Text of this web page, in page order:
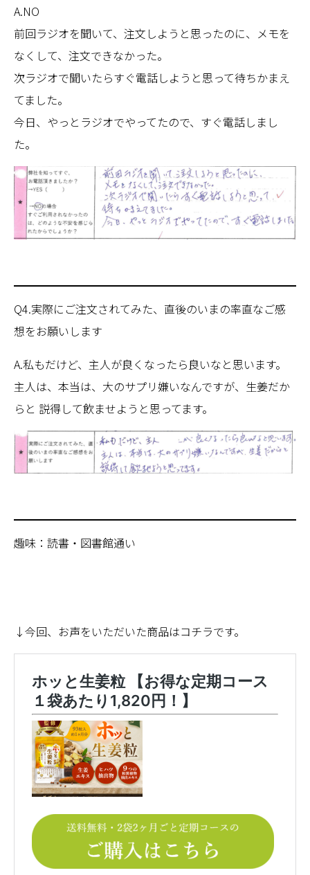
A.NO
前回ラジオを聞いて、注文しようと思ったのに、メモを
なくして、注文できなかった。
次ラジオで聞いたらすぐ電話しようと思って待ちかまえ
てました。
今日、やっとラジオでやってたので、すぐ電話しまし
た。
Q4.実際にご注文されてみた、直後のいまの率直なご感
想をお願いします
A.私もだけど、主人が良くなったら良いなと思います。
主人は、本当は、大のサプリ嫌いなんですが、生姜だか
らと 説得して飲ませようと思ってます。
趣味：読書・図書館通い
↓今回、お声をいただいた商品はコチラです。